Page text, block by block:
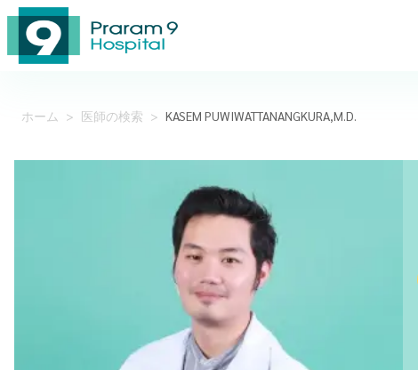
ホーム > 医師の検索 > KASEM PUWIWATTANANGKURA,M.D.